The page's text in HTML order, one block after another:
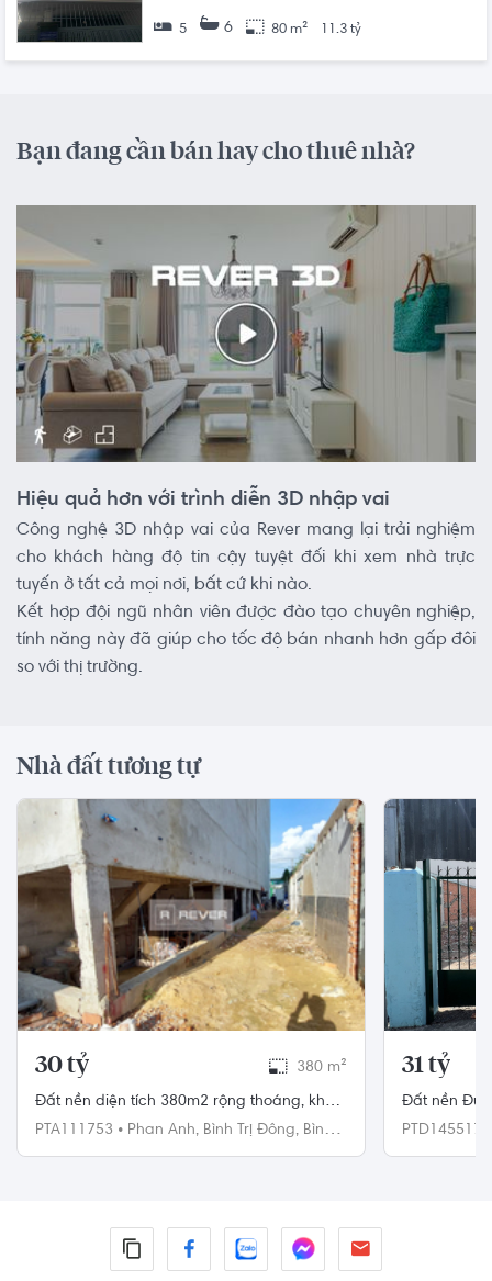
5 6 80 m² 11.3 tỷ
Bạn đang cần bán hay cho thuê nhà?
Hiệu quả hơn với trình diễn 3D nhập vai
Công nghệ 3D nhập vai của Rever mang lại trải nghiệm
cho khách hàng độ tin cậy tuyệt đối khi xem nhà trực
tuyến ở tất cả mọi nơi, bất cứ khi nào.
Kết hợp đội ngũ nhân viên được đào tạo chuyên nghiệp,
tính năng này đã giúp cho tốc độ bán nhanh hơn gấp đôi
so với thị trường.
Nhà đất tương tự
30 tỷ 380 m²
Đất nền diện tích 380m2 rộng thoáng, khu
dân cư an ninh và yên tĩnh.
PTA111753 • Phan Anh, Bình Trị Đông, Bình
31 tỷ
Đất nền
pháp lý sổ
PTD145517